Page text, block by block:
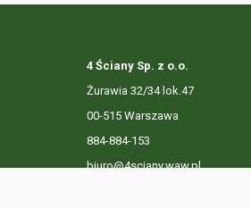
4 Ściany Sp. z o.o.
Żurawia 32/34 lok.47
00-515 Warszawa
884-884-153
biuro@4sciany.waw.pl